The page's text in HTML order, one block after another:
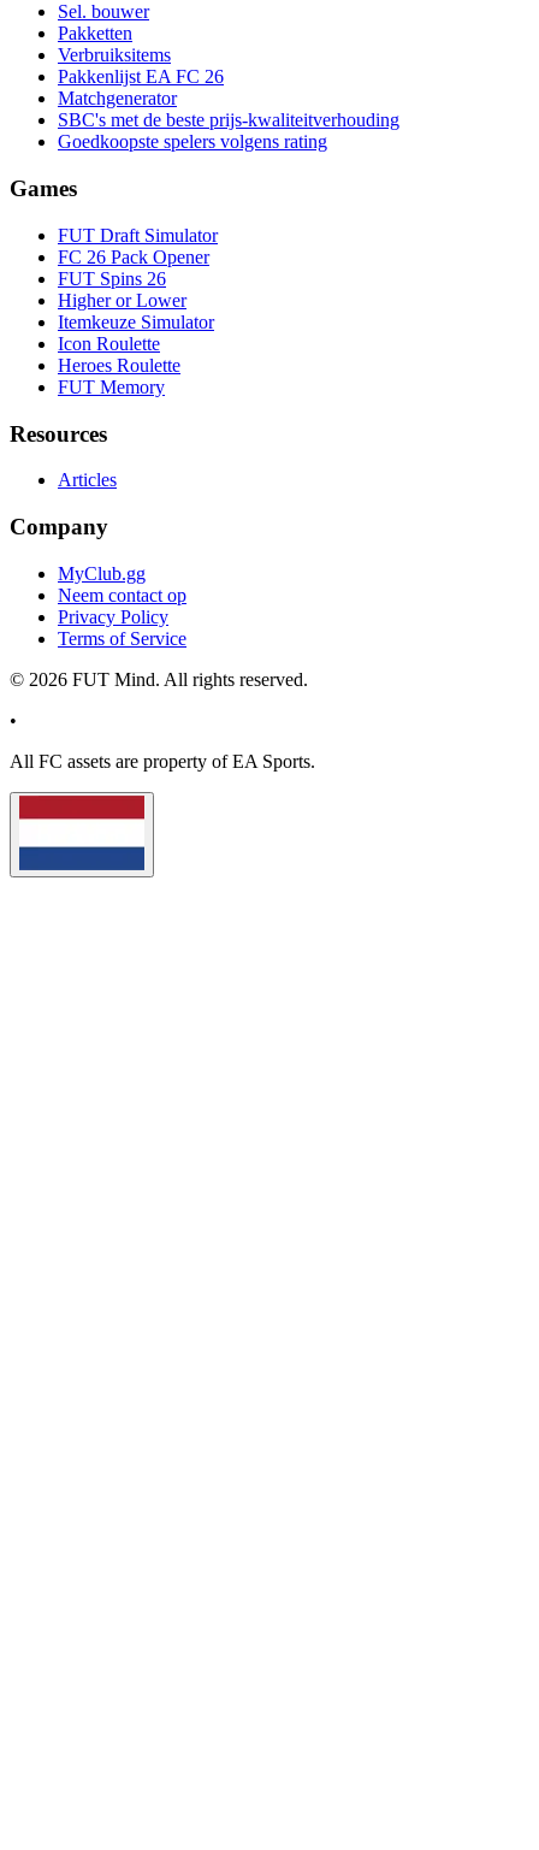
Sel. bouwer
Pakketten
Verbruiksitems
Pakkenlijst EA FC 26
Matchgenerator
SBC's met de beste prijs-kwaliteitverhouding
Goedkoopste spelers volgens rating
Games
FUT Draft Simulator
FC 26 Pack Opener
FUT Spins 26
Higher or Lower
Itemkeuze Simulator
Icon Roulette
Heroes Roulette
FUT Memory
Resources
Articles
Company
MyClub.gg
Neem contact op
Privacy Policy
Terms of Service
© 2026 FUT Mind. All rights reserved.
•
All FC assets are property of EA Sports.